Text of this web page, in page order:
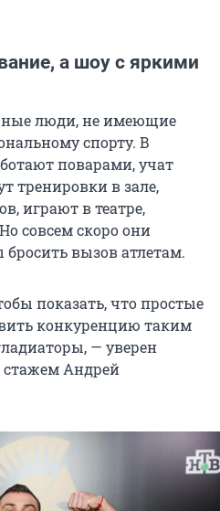
а шоу с яркими
люди, не имеющие
спорту. В
поварами, учат
тренировки в зале,
играют в театре,
совсем скоро они
вызов атлетам.
показать, что простые
конкуренцию таким
— уверен
Андрей